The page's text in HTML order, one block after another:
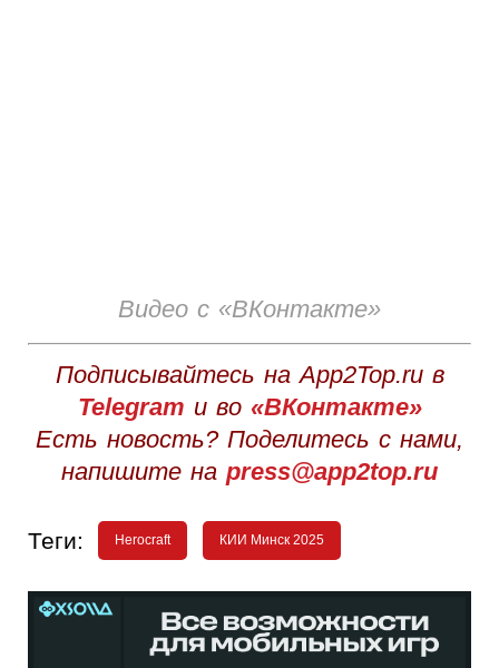
Видео с «ВКонтакте»
Подписывайтесь на App2Top.ru в
Telegram и во «ВКонтакте»
Есть новость? Поделитесь с нами,
напишите на press@app2top.ru
Теги: Herocraft КИИ Минск 2025